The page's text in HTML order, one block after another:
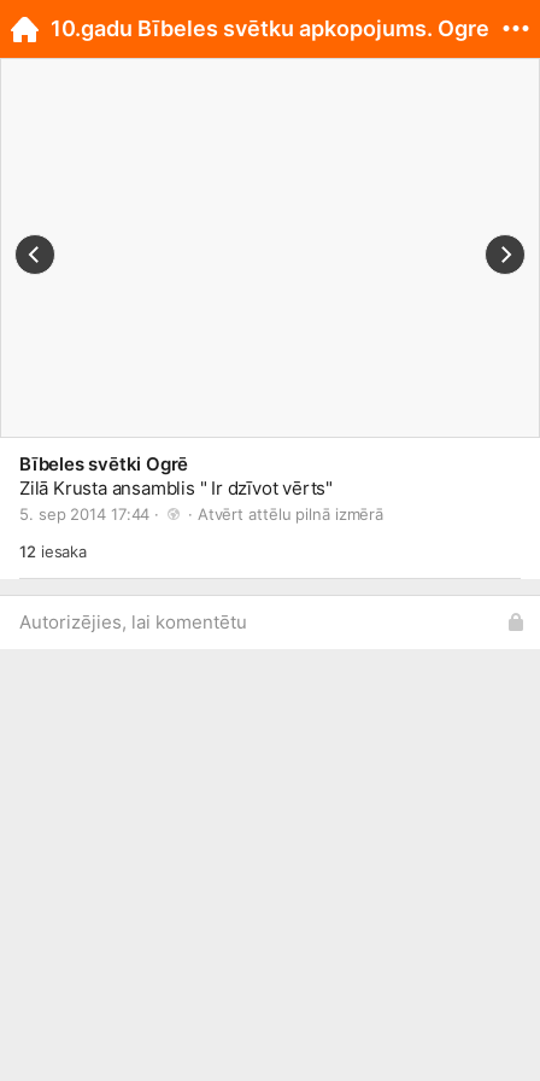
Bībeles svētki Ogrē
Zilā Krusta ansamblis " Ir dzīvot vērts"
5. sep 2014 17:44 · · Atvērt attēlu pilnā izmērā
12 iesaka
Autorizējies, lai komentētu
10.gadu Bībeles svētku apkopojums. Ogre